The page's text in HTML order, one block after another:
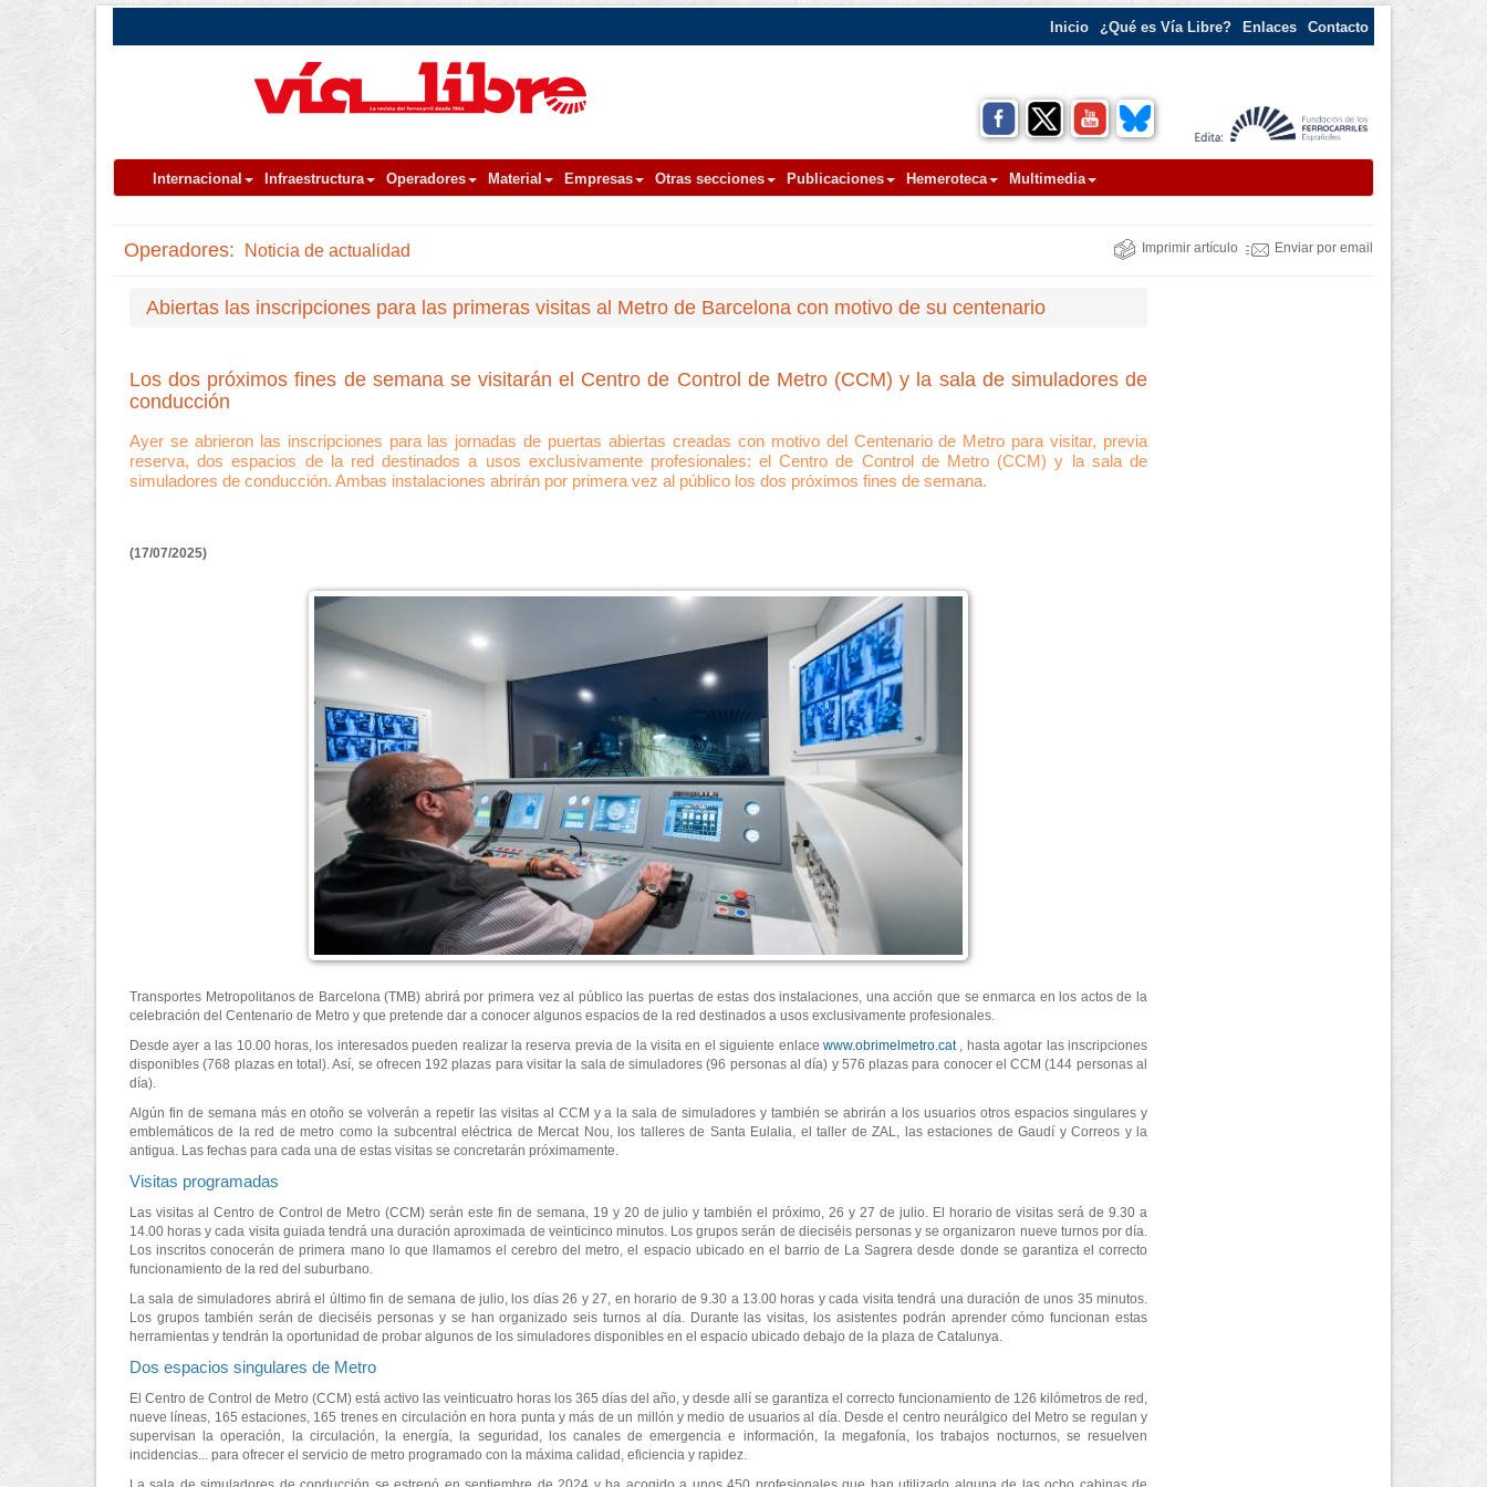
Inicio ¿Qué es Vía Libre? Enlaces Contacto
Internacional Infraestructura Operadores Material Empresas Otras secciones Publicaciones Hemeroteca Multimedia
Operadores: Noticia de actualidad Imprimir artículo Enviar por email
Abiertas las inscripciones para las primeras visitas al Metro de Barcelona con motivo de su centenario
Los dos próximos fines de semana se visitarán el Centro de Control de Metro (CCM) y la sala de simuladores de
conducción
Ayer se abrieron las inscripciones para las jornadas de puertas abiertas creadas con motivo del Centenario de Metro para visitar, previa
reserva, dos espacios de la red destinados a usos exclusivamente profesionales: el Centro de Control de Metro (CCM) y la sala de
simuladores de conducción. Ambas instalaciones abrirán por primera vez al público los dos próximos fines de semana.
(17/07/2025)
Transportes Metropolitanos de Barcelona (TMB) abrirá por primera vez al público las puertas de estas dos instalaciones, una acción que se enmarca en los actos de la
celebración del Centenario de Metro y que pretende dar a conocer algunos espacios de la red destinados a usos exclusivamente profesionales.
Desde ayer a las 10.00 horas, los interesados pueden realizar la reserva previa de la visita en el siguiente enlace www.obrimelmetro.cat, hasta agotar las inscripciones
disponibles (768 plazas en total). Así, se ofrecen 192 plazas para visitar la sala de simuladores (96 personas al día) y 576 plazas para conocer el CCM (144 personas al
día).
Algún fin de semana más en otoño se volverán a repetir las visitas al CCM y a la sala de simuladores y también se abrirán a los usuarios otros espacios singulares y
emblemáticos de la red de metro como la subcentral eléctrica de Mercat Nou, los talleres de Santa Eulalia, el taller de ZAL, las estaciones de Gaudí y Correos y la
antigua. Las fechas para cada una de estas visitas se concretarán próximamente.
Visitas programadas
Las visitas al Centro de Control de Metro (CCM) serán este fin de semana, 19 y 20 de julio y también el próximo, 26 y 27 de julio. El horario de visitas será de 9.30 a
14.00 horas y cada visita guiada tendrá una duración aproximada de veinticinco minutos. Los grupos serán de dieciséis personas y se organizaron nueve turnos por día.
Los inscritos conocerán de primera mano lo que llamamos el cerebro del metro, el espacio ubicado en el barrio de La Sagrera desde donde se garantiza el correcto
funcionamiento de la red del suburbano.
La sala de simuladores abrirá el último fin de semana de julio, los días 26 y 27, en horario de 9.30 a 13.00 horas y cada visita tendrá una duración de unos 35 minutos.
Los grupos también serán de dieciséis personas y se han organizado seis turnos al día. Durante las visitas, los asistentes podrán aprender cómo funcionan estas
herramientas y tendrán la oportunidad de probar algunos de los simuladores disponibles en el espacio ubicado debajo de la plaza de Catalunya.
Dos espacios singulares de Metro
El Centro de Control de Metro (CCM) está activo las veinticuatro horas los 365 días del año, y desde allí se garantiza el correcto funcionamiento de 126 kilómetros de red,
nueve líneas, 165 estaciones, 165 trenes en circulación en hora punta y más de un millón y medio de usuarios al día. Desde el centro neurálgico del Metro se regulan y
supervisan la operación, la circulación, la energía, la seguridad, los canales de emergencia e información, la megafonía, los trabajos nocturnos, se resuelven
incidencias... para ofrecer el servicio de metro programado con la máxima calidad, eficiencia y rapidez.